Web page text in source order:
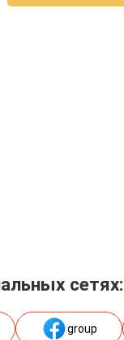
сетях:
group